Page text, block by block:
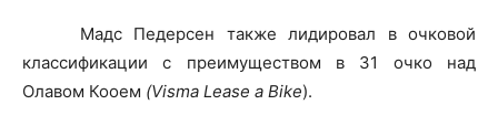
Мадс Педерсен также лидировал в очковой
классификации с преимуществом в 31 очко над
Олавом Кооем (Visma Lease a Bike).